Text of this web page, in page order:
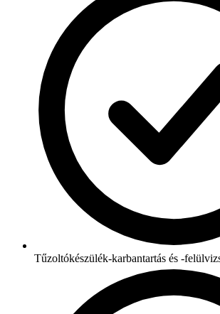
Tűzoltókészülék-karbantartás és -